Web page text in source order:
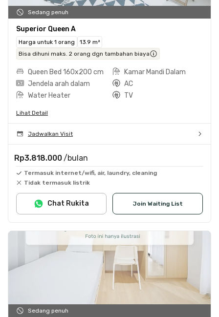
Sedang penuh
Superior Queen A
Harga untuk 1 orang
13.9 m²
Bisa dihuni maks. 2 orang dgn tambahan biaya
Queen Bed 160x200 cm
Kamar Mandi Dalam
Jendela arah dalam
AC
Water Heater
TV
Lihat Detail
Jadwalkan Visit
Rp3.818.000 /bulan
Termasuk internet/wifi, air, laundry, cleaning
Tidak termasuk listrik
Join Waiting List
Chat Rukita
Sedang penuh